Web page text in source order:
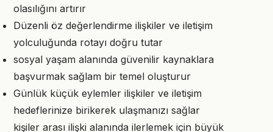
olasılığını artırır
Düzenli öz değerlendirme ilişkiler ve iletişim
yolculuğunda rotayı doğru tutar
sosyal yaşam alanında güvenilir kaynaklara
başvurmak sağlam bir temel oluşturur
Günlük küçük eylemler ilişkiler ve iletişim
hedeflerinize birikerek ulaşmanızı sağlar
kişiler arası ilişki alanında ilerlemek için büyük